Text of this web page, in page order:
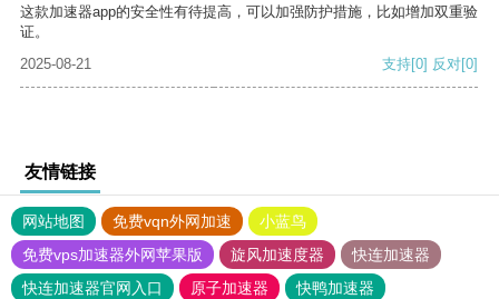
这款加速器app的安全性有待提高，可以加强防护措施，比如增加双重验
证。
2025-08-21
支持[0] 反对[0]
友情链接
网站地图 免费vqn外网加速
小蓝鸟
免费vps加速器外网苹果版
旋风加速度器
快连加速器
快连加速器官网入口
原子加速器
快鸭加速器